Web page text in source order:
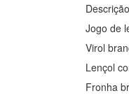
Jogo de
Virol
Lençol
Fronha